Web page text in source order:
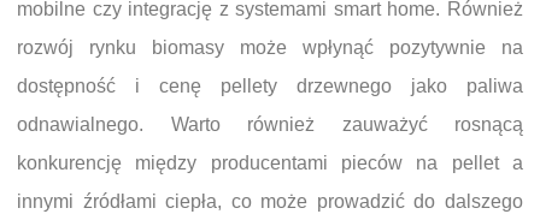
mobilne czy integrację z systemami smart home. Również
rozwój rynku biomasy może wpłynąć pozytywnie na
dostępność i cenę pellety drzewnego jako paliwa
odnawialnego. Warto również zauważyć rosnącą
konkurencję między producentami pieców na pellet a
innymi źródłami ciepła, co może prowadzić do dalszego